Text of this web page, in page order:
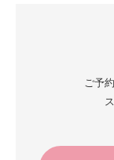
ご予